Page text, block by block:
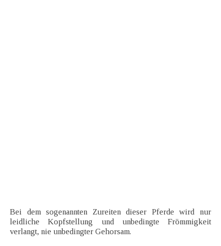
Bei dem sogenannten Zureiten dieser Pferde wird nur
leidliche Kopfstellung und unbedingte Frömmigkeit
verlangt, nie unbedingter Gehorsam.